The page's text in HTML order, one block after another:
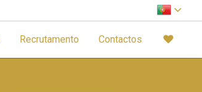
Recrutamento Contactos